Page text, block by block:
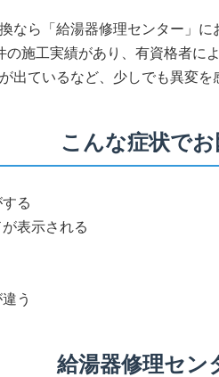
なら「給湯器修理センター」
の施工実績があり、有資格者に
出ているなど、少しでも異変
こんな症状で
る
表示される
う
給湯器修理セン